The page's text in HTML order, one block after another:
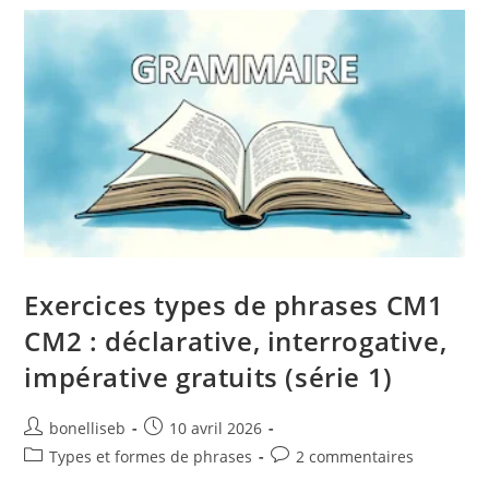
Exercices types de phrases CM1
CM2 : déclarative, interrogative,
impérative gratuits (série 1)
bonelliseb
10 avril 2026
Types et formes de phrases
2 commentaires